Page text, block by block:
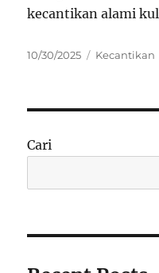
kecantikan alami
Posted
10/30/2025 Categories
Kecantikan
Cari